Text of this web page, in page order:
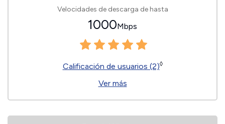
Velocidades de descarga de hasta
1000Mbps
Calificación de usuarios (2)◊
Ver más